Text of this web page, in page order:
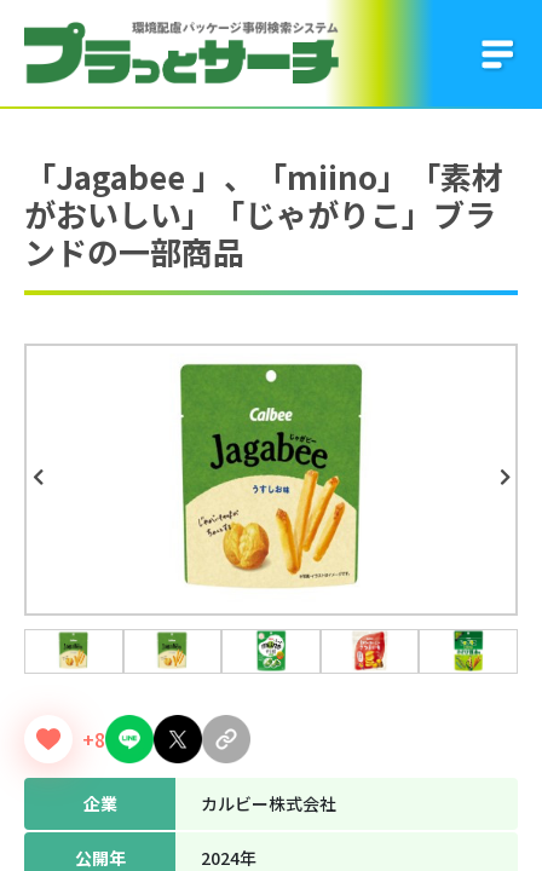
「Jagabee 」、「miino」「素材
がおいしい」「じゃがりこ」ブラ
ンドの一部商品
Previous Next
+8
企業 カルビー株式会社
公開年 2024年